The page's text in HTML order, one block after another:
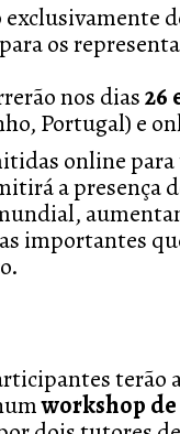
os
nos dias26
Portugal) e
online
a presença
importantes
workshop